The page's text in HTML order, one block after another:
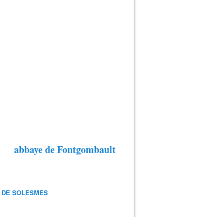
abbaye de Fontgombault
SOLESMES